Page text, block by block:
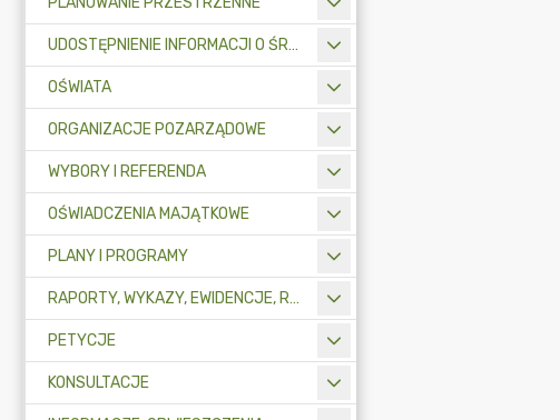
UDOSTĘPNIENIE INFORMACJI O ŚRODOWISKU
OŚWIATA
ORGANIZACJE POZARZĄDOWE
WYBORY I REFERENDA
OŚWIADCZENIA MAJĄTKOWE
PLANY I PROGRAMY
RAPORTY, WYKAZY, EWIDENCJE, REJESTRY
PETYCJE
KONSULTACJE